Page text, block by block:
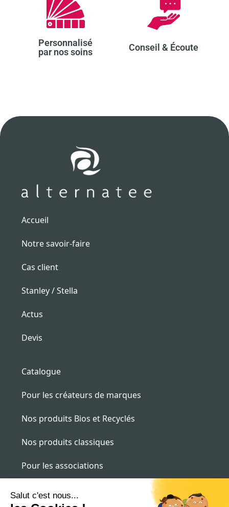
Personnalisé
par nos soins​
Conseil & Écoute​
Accueil
Notre savoir-faire
Cas client
Stanley / Stella
Actus
Devis
Catalogue
Pour les créateurs de marques
Nos produits Bios et Recyclés
Nos produits classiques
Pour les associations